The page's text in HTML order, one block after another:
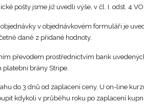
pošty jsme již uvedli výše, v čl. I. odst. 4
v objednávkovém formuláři je
daně z přidané hodnoty.
převodem prostřednictvím bank
platební brány Stripe.
do 3 dnů od zaplacení ceny. U on-line
kdykoli v průběhu roku po zaplacení